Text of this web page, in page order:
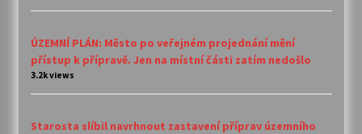
ÚZEMNÍ PLÁN: Město po veřejném projednání mění
přístup k přípravě. Jen na místní části zatím nedošlo
3.2k views
Starosta slíbil navrhnout zastavení příprav územního